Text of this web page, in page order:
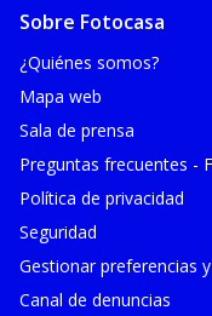
Sobre Fotocasa
¿Quiénes somos?
Mapa web
Sala de prensa
Preguntas frecuentes -
Política de privacidad
Seguridad
Gestionar preferencias
Canal de denuncias